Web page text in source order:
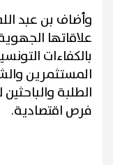
وأضاف بن عبد
علاقاتها
بالكفاءات
المستثمرين
الطلبة
فرص اقتصادية.